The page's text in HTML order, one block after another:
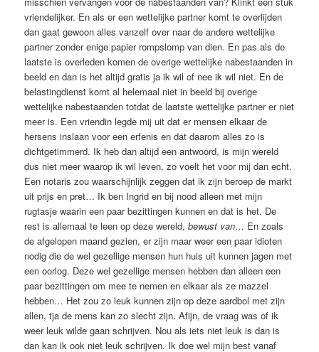
vriendelijker. En als er een wettelijke partner komt te overlijden
dan gaat gewoon alles vanzelf over naar de andere wettelijke
partner zonder enige papier rompslomp van dien. En pas als de
laatste is overleden komen de overige wettelijke nabestaanden in
beeld en dan is het altijd gratis ja ik wil of nee ik wil niet. En de
belastingdienst komt al helemaal niet in beeld bij overige
wettelijke nabestaanden totdat de laatste wettelijke partner er niet
meer is. Een vriendin legde mij uit dat er mensen elkaar de
hersens inslaan voor een erfenis en dat daarom alles zo is
dichtgetimmerd. Ik heb dan altijd een antwoord, is mijn wereld
dus niet meer waarop ik wil leven, zo voelt het voor mij dan echt.
Een notaris zou waarschijnlijk zeggen dat ik zijn beroep de markt
uit prijs en pret… Ik ben Ingrid en bij nood alleen met mijn
rugtasje waarin een paar bezittingen kunnen en dat is het. De
rest is allemaal te leen op deze wereld,bewust van… En zoals
de afgelopen maand gezien, er zijn maar weer een paar idioten
nodig die de wel gezellige mensen hun huis uit kunnen jagen met
een oorlog. Deze wel gezellige mensen hebben dan alleen een
paar bezittingen om mee te nemen en elkaar als ze mazzel
hebben… Het zou zo leuk kunnen zijn op deze aardbol met zijn
allen, tja de mens kan zo slecht zijn. Afijn, de vraag was of ik
weer leuk wilde gaan schrijven. Nou als iets niet leuk is dan is
dan kan ik ook niet leuk schrijven. Ik doe wel mijn best vanaf